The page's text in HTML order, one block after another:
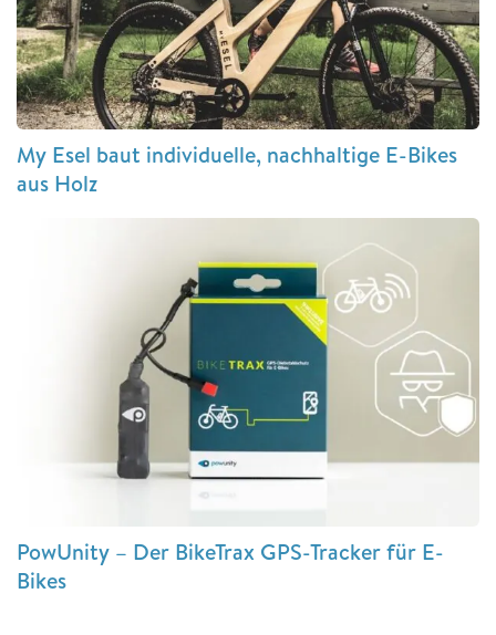
My Esel baut individuelle, nachhaltige E-Bikes
aus Holz
PowUnity – Der BikeTrax GPS-Tracker für E-
Bikes